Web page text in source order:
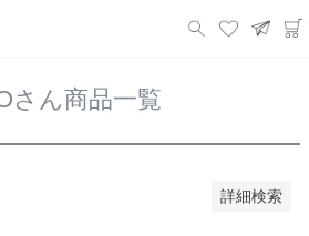
さん商品一覧
詳細検索
順
検索